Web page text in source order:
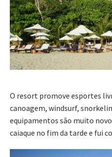
O resort promove esportes
canoagem, windsurf,
equipamentos são muito
caiaque no fim da tarde e fui